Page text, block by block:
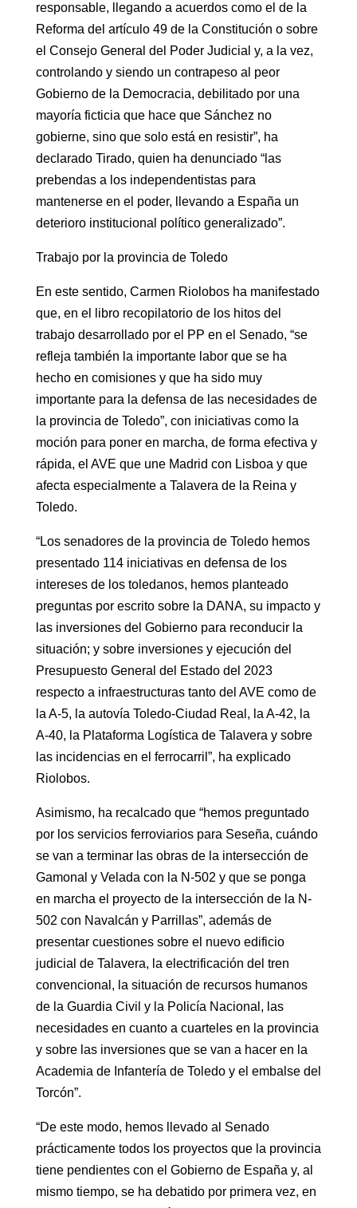
responsable, llegando a acuerdos como el de la
Reforma del artículo 49 de la Constitución o sobre
el Consejo General del Poder Judicial y, a la vez,
controlando y siendo un contrapeso al peor
Gobierno de la Democracia, debilitado por una
mayoría ficticia que hace que Sánchez no
gobierne, sino que solo está en resistir”, ha
declarado Tirado, quien ha denunciado “las
prebendas a los independentistas para
mantenerse en el poder, llevando a España un
deterioro institucional político generalizado”.
Trabajo por la provincia de Toledo
En este sentido, Carmen Riolobos ha manifestado
que, en el libro recopilatorio de los hitos del
trabajo desarrollado por el PP en el Senado, “se
refleja también la importante labor que se ha
hecho en comisiones y que ha sido muy
importante para la defensa de las necesidades de
la provincia de Toledo”, con iniciativas como la
moción para poner en marcha, de forma efectiva y
rápida, el AVE que une Madrid con Lisboa y que
afecta especialmente a Talavera de la Reina y
Toledo.
“Los senadores de la provincia de Toledo hemos
presentado 114 iniciativas en defensa de los
intereses de los toledanos, hemos planteado
preguntas por escrito sobre la DANA, su impacto y
las inversiones del Gobierno para reconducir la
situación; y sobre inversiones y ejecución del
Presupuesto General del Estado del 2023
respecto a infraestructuras tanto del AVE como de
la A-5, la autovía Toledo-Ciudad Real, la A-42, la
A-40, la Plataforma Logística de Talavera y sobre
las incidencias en el ferrocarril”, ha explicado
Riolobos.
Asimismo, ha recalcado que “hemos preguntado
por los servicios ferroviarios para Seseña, cuándo
se van a terminar las obras de la intersección de
Gamonal y Velada con la N-502 y que se ponga
en marcha el proyecto de la intersección de la N-
502 con Navalcán y Parrillas”, además de
presentar cuestiones sobre el nuevo edificio
judicial de Talavera, la electrificación del tren
convencional, la situación de recursos humanos
de la Guardia Civil y la Policía Nacional, las
necesidades en cuanto a cuarteles en la provincia
y sobre las inversiones que se van a hacer en la
Academia de Infantería de Toledo y el embalse del
Torcón”.
“De este modo, hemos llevado al Senado
prácticamente todos los proyectos que la provincia
tiene pendientes con el Gobierno de España y, al
mismo tiempo, se ha debatido por primera vez, en